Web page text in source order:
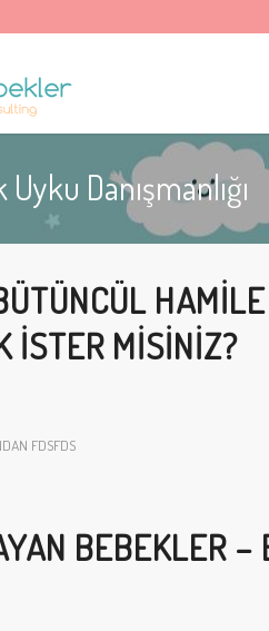
Danışmanlığı
İSTER MISINIZ?
FDSFDS
BEBEKLER –